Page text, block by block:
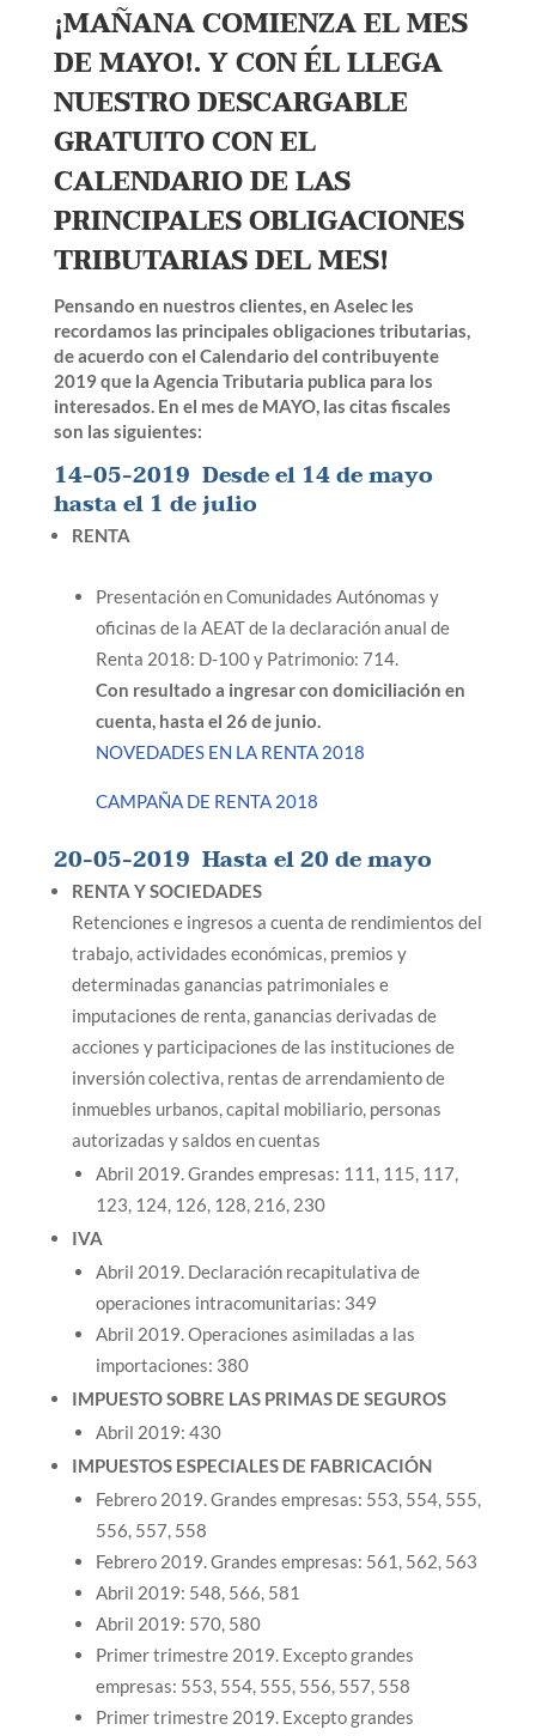
¡MAÑANA COMIENZA EL MES
DE MAYO!. Y CON ÉL LLEGA
NUESTRO DESCARGABLE
GRATUITO CON EL
CALENDARIO DE LAS
PRINCIPALES OBLIGACIONES
TRIBUTARIAS DEL MES!
Pensando en nuestros clientes, en Aselec les
recordamos las principales obligaciones tributarias,
de acuerdo con el Calendario del contribuyente
2019 que la Agencia Tributaria publica para los
interesados. En el mes de MAYO, las citas fiscales
son las siguientes:
14-05-2019 Desde el 14 de mayo
hasta el 1 de julio
RENTA
Presentación en Comunidades Autónomas y
oficinas de la AEAT de la declaración anual de
Renta 2018: D-100 y Patrimonio: 714.
Con resultado a ingresar con domiciliación en
cuenta, hasta el 26 de junio.
NOVEDADES EN LA RENTA 2018
CAMPAÑA DE RENTA 2018
20-05-2019 Hasta el 20 de mayo
RENTA Y SOCIEDADES
Retenciones e ingresos a cuenta de rendimientos del
trabajo, actividades económicas, premios y
determinadas ganancias patrimoniales e
imputaciones de renta, ganancias derivadas de
acciones y participaciones de las instituciones de
inversión colectiva, rentas de arrendamiento de
inmuebles urbanos, capital mobiliario, personas
autorizadas y saldos en cuentas
Abril 2019. Grandes empresas: 111, 115, 117,
123, 124, 126, 128, 216, 230
IVA
Abril 2019. Declaración recapitulativa de
operaciones intracomunitarias: 349
Abril 2019. Operaciones asimiladas a las
importaciones: 380
IMPUESTO SOBRE LAS PRIMAS DE SEGUROS
Abril 2019: 430
IMPUESTOS ESPECIALES DE FABRICACIÓN
Febrero 2019. Grandes empresas: 553, 554, 555,
556, 557, 558
Febrero 2019. Grandes empresas: 561, 562, 563
Abril 2019: 548, 566, 581
Abril 2019: 570, 580
Primer trimestre 2019. Excepto grandes
empresas: 553, 554, 555, 556, 557, 558
Primer trimestre 2019. Excepto grandes